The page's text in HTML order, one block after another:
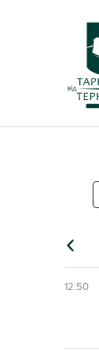
12:50